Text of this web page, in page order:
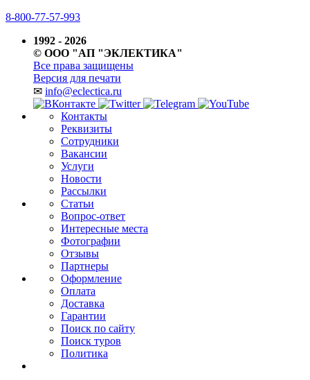
8-800-77-57-993
1992 - 2026
© ООО "АП "ЭКЛЕКТИКА"
Все права защищены
Версия для печати
✉ info@eclectica.ru
Контакты
Реквизиты
Сотрудники
Вакансии
Услуги
Новости
Рассылки
Статьи
Вопрос-ответ
Интересные места
Фотографии
Отзывы
Партнеры
Оформление
Оплата
Доставка
Гарантии
Поиск по сайту
Поиск туров
Политика